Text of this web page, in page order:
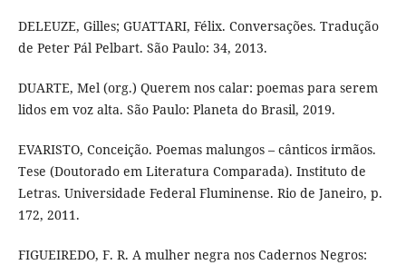
DELEUZE, Gilles; GUATTARI, Félix. Conversações. Tradução
de Peter Pál Pelbart. São Paulo: 34, 2013.
DUARTE, Mel (org.) Querem nos calar: poemas para serem
lidos em voz alta. São Paulo: Planeta do Brasil, 2019.
EVARISTO, Conceição. Poemas malungos – cânticos irmãos.
Tese (Doutorado em Literatura Comparada). Instituto de
Letras. Universidade Federal Fluminense. Rio de Janeiro, p.
172, 2011.
FIGUEIREDO, F. R. A mulher negra nos Cadernos Negros: